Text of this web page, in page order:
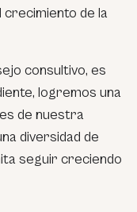
crecimiento de la
consultivo, es
logremos una
de nuestra
diversidad de
seguir creciendo